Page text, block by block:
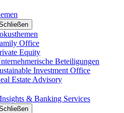
Office
Equity
Beteiligungen
Investment Office
Estate Advisory
& Banking Services